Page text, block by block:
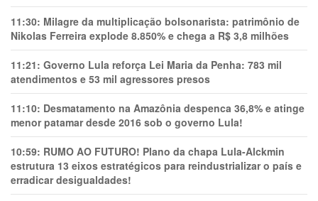
11:30: Milagre da multiplicação bolsonarista: patrimônio de
Nikolas Ferreira explode 8.850% e chega a R$ 3,8 milhões
11:21: Governo Lula reforça Lei Maria da Penha: 783 mil
atendimentos e 53 mil agressores presos
11:10: Desmatamento na Amazônia despenca 36,8% e atinge
menor patamar desde 2016 sob o governo Lula!
10:59: RUMO AO FUTURO! Plano da chapa Lula-Alckmin
estrutura 13 eixos estratégicos para reindustrializar o país e
erradicar desigualdades!